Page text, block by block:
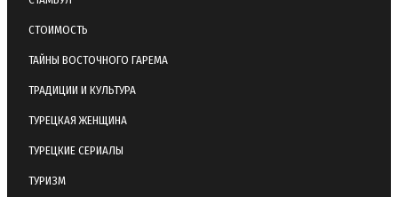
СТОИМОСТЬ
ТАЙНЫ ВОСТОЧНОГО ГАРЕМА
ТРАДИЦИИ И КУЛЬТУРА
ТУРЕЦКАЯ ЖЕНЩИНА
ТУРЕЦКИЕ СЕРИАЛЫ
ТУРИЗМ